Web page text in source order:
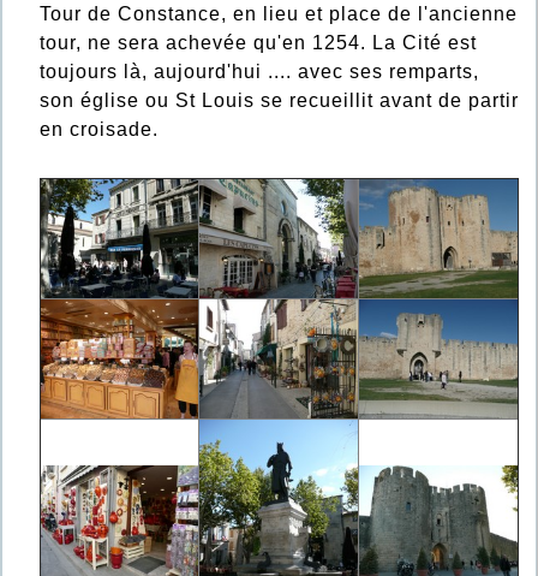
Tour de Constance, en lieu et place de l'ancienne
tour, ne sera achevée qu'en 1254. La Cité est
toujours là, aujourd'hui .... avec ses remparts,
son église ou St Louis se recueillit avant de partir
en croisade.